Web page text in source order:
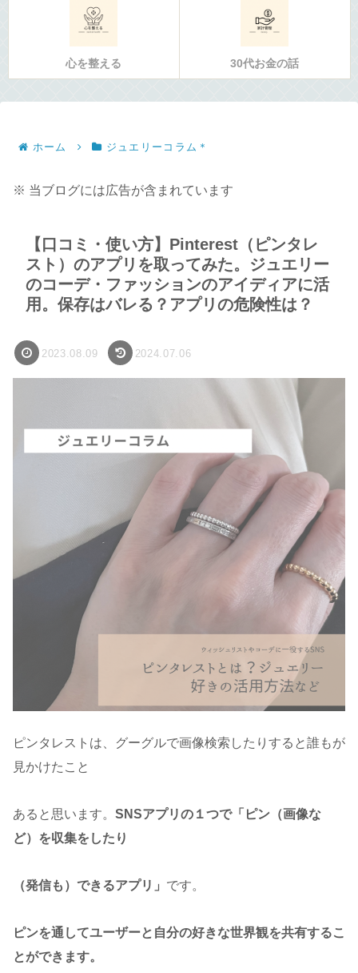
心を整える 30代お金の話
ホーム ジュエリーコラム＊
※ 当ブログには広告が含まれています
【口コミ・使い方】Pinterest（ピンタレ
スト）のアプリを取ってみた。ジュエリー
のコーデ・ファッションのアイディアに活
用。保存はバレる？アプリの危険性は？
2023.08.09 2024.07.06
ピンタレストは、グーグルで画像検索したりすると誰もが
見かけたこと
あると思います。 SNSアプリの１つで「ピン（画像な
ど）を収集をしたり
（発信も）できるアプリ」 です。
ピンを通してユーザーと自分の好きな世界観を共有するこ
とができます。